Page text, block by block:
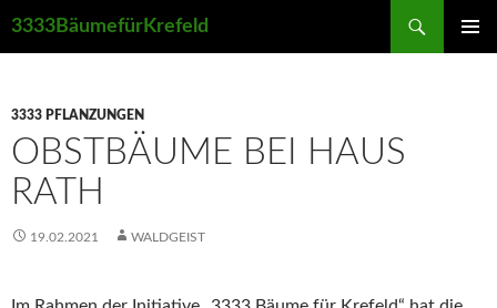
3333BäumefürKrefeld
3333 PFLANZUNGEN
OBSTBÄUME BEI HAUS
RATH
19.02.2021 WALDGEIST